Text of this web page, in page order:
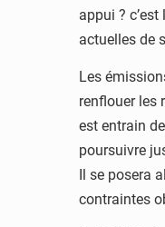
appui ?
actuelles de
Les
renflouer les
est entrain
poursuivre
Il se posera
contraintes